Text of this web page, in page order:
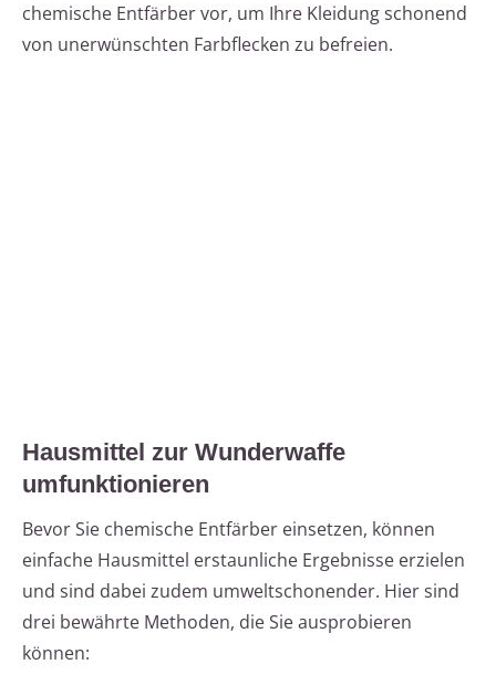
chemische Entfärber vor, um Ihre Kleidung schonend
von unerwünschten Farbflecken zu befreien.
Hausmittel zur Wunderwaffe
umfunktionieren
Bevor Sie chemische Entfärber einsetzen, können
einfache Hausmittel erstaunliche Ergebnisse erzielen
und sind dabei zudem umweltschonender. Hier sind
drei bewährte Methoden, die Sie ausprobieren
können: